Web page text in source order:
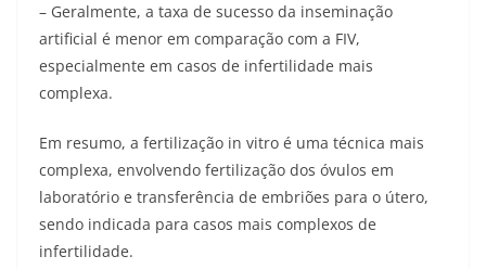
– Geralmente, a taxa de sucesso da inseminação
artificial é menor em comparação com a FIV,
especialmente em casos de infertilidade mais
complexa.
Em resumo, a fertilização in vitro é uma técnica mais
complexa, envolvendo fertilização dos óvulos em
laboratório e transferência de embriões para o útero,
sendo indicada para casos mais complexos de
infertilidade.